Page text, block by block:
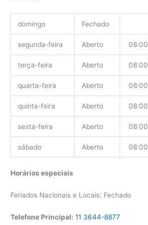
domingo Fechado
segunda-feira Aberto 08:00
terça-feira Aberto 08:00
quarta-feira Aberto 08:00
quinta-feira Aberto 08:00
sexta-feira Aberto 08:00
sábado Aberto 08:00
Horários especiais
Feriados Nacionais e Locais: Fechado
Telefone Principal: 11 3644-8877